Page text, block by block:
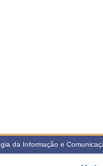
da Informação e